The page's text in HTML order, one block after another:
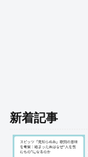
新着記事